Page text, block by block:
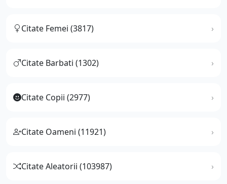
Citate Femei (3817)
Citate Barbati (1302)
Citate Copii (2977)
Citate Oameni (11921)
Citate Aleatorii (103987)